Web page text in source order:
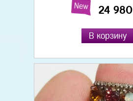
New 24 980
В корзину